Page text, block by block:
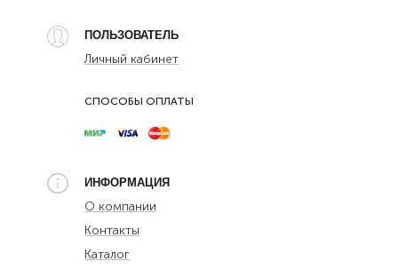
ПОЛЬЗОВАТЕЛЬ
Личный кабинет
СПОСОБЫ ОПЛАТЫ
ИНФОРМАЦИЯ
О компании
Контакты
Каталог